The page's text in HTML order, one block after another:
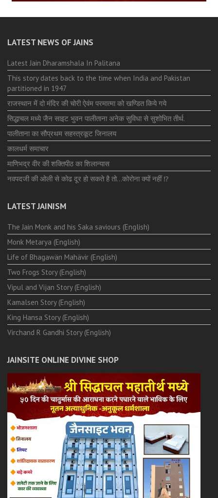
LATEST NEWS OF JAINS
Latest Jain Dharamshala In Palitana
This story dates back to the time when India and Pakistan
partitioned in 1947
राजस्थान में दो मंदिर की चोरी ऐवंम परमात्मा को खण्डित किये गये
सिद्धाचल मध्ये जैन साइट भुवन पालीताना अनेक सुविधा से सुशोभित तीर्थ.
पालीताना का सौप्रथम सहस्त्रकूट जिनालय
कालधर्म समाचार
माणिभद्र वीर की शक्तिपीठ का शिलान्यास
नवपदजी की ओली से कोढ दूर हो सकते है तो…कोरोना क्यों नहीं ⁉️
LATEST JAINISM
The Jain Monk and his Saka saviours (English)
Monk Metarya (English)
Life of Bhagawän Mahävir (English)
Two Frogs Story (English)
Vipul and Vijan Story (English)
Kamalsen Story (English)
King Hansa Story (English)
Virchand R Gandhi Story (English)
JAINSITE ONLINE DIVINE SHOP